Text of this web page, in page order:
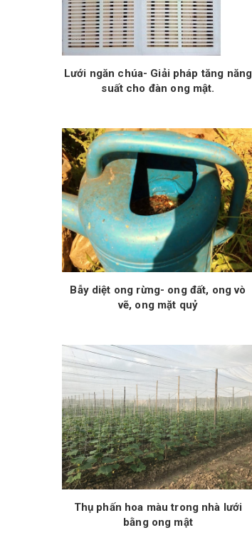
Lưới ngăn chúa- Giải pháp tăng năng
suất cho đàn ong mật.
Bẫy diệt ong rừng- ong đất, ong vò
vẽ, ong mặt quỷ
Thụ phấn hoa màu trong nhà lưới
bằng ong mật